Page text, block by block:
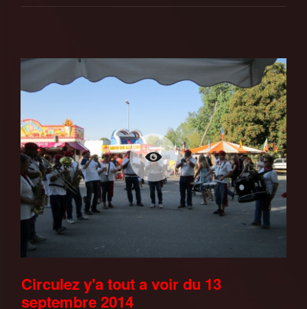
Circulez y'a tout a voir du 13
septembre 2014